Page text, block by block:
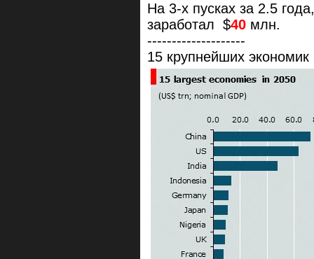
На 3-х пусках за 2.5
заработал $40 млн.
--------------------
15 крупнейших